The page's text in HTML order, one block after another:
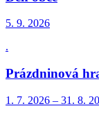
5. 9. 2026
.
Prázdninová
1. 7. 2026 – 31. 8.